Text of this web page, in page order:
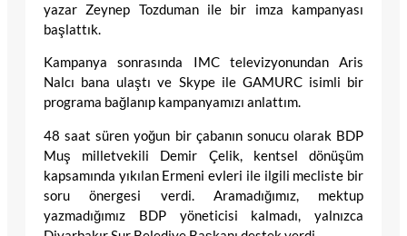
yazar Zeynep Tozduman ile bir imza kampanyası
başlattık.
Kampanya sonrasında IMC televizyonundan Aris
Nalcı bana ulaştı ve Skype ile GAMURC isimli bir
programa bağlanıp kampanyamızı anlattım.
48 saat süren yoğun bir çabanın sonucu olarak BDP
Muş milletvekili Demir Çelik, kentsel dönüşüm
kapsamında yıkılan Ermeni evleri ile ilgili mecliste bir
soru önergesi verdi. Aramadığımız, mektup
yazmadığımız BDP yöneticisi kalmadı, yalnızca